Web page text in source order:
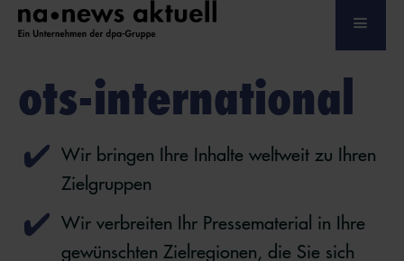
ots-international
Wir bringen Ihre Inhalte weltweit zu Ihren
Zielgruppen
Wir verbreiten Ihr Pressematerial in Ihre
gewünschten Zielregionen, die Sie sich